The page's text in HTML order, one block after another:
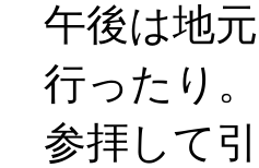
午後は地
行ったり。
参拝して